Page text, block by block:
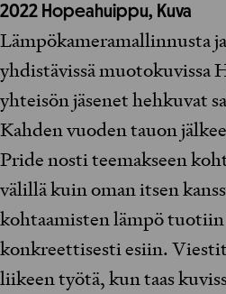
2022 Hopeahuippu, Kuva
Lämpökameramallinnusta
yhdistävissä muotokuvissa
yhteisön jäsenet hehkuvat
Kahden vuoden tauon
Pride nosti teemakseen
välillä kuin oman itsen
kohtaamisten lämpö
konkreettisesti esiin.
liikeen työtä, kun taas